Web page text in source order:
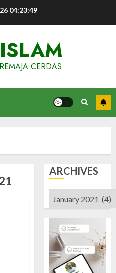
04:23:50
CERDAS
ARCHIVES
Archives